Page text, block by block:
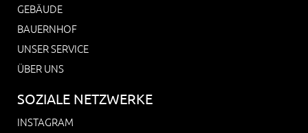
GEBÄUDE
BAUERNHOF
UNSER SERVICE
ÜBER UNS
SOZIALE NETZWERKE
INSTAGRAM